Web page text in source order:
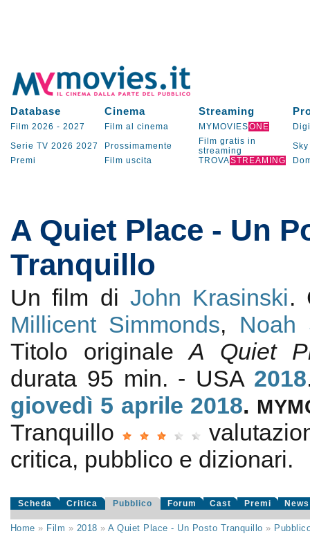
Database Cinema Streaming
Film 2026 - 2027 Film al cinema MYMOVIESONE
Serie TV 2026 2027 Prossimamente
Film gratis in
streaming
Sky
Premi
Film uscita TROVASTREAMING
A Quiet Place - Un
Tranquillo
Un film diJohn Krasinski.
Millicent Simmonds, Noah
Titolo originaleA Quiet
durata 95 min. - USA 2018
giovedì 5 aprile 2018.
Tranquillo
critica, pubblico e dizionari.
Scheda Critica Pubblico Forum Cast Premi News
Home » Film » 2018 »A Quiet Place - Un Posto Tranquillo »